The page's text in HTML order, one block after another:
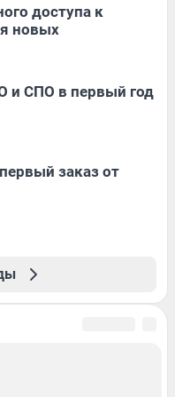
доступа к
новых
и СПО в первый год
заказ от